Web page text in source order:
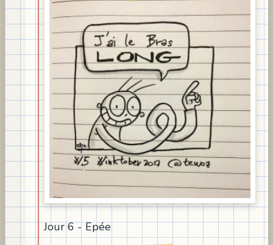
Jour 6 - Epée